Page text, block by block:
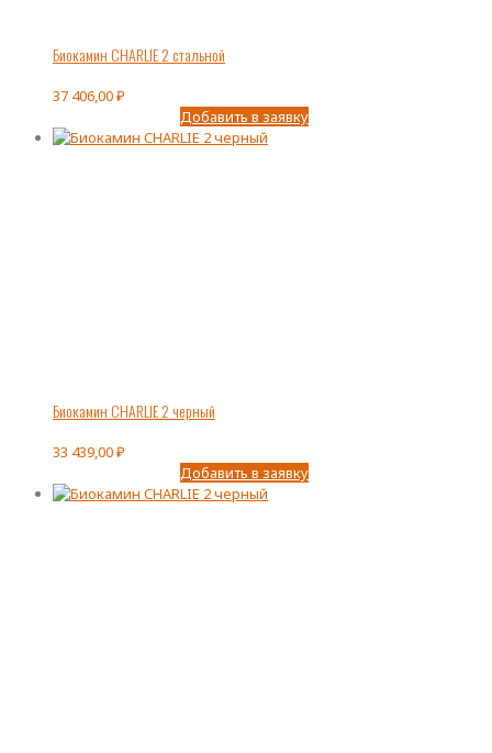
Биокамин CHARLIE 2 стальной
37 406,00₽
Добавить в заявку
Биокамин CHARLIE 2 черный
33 439,00₽
Добавить в заявку